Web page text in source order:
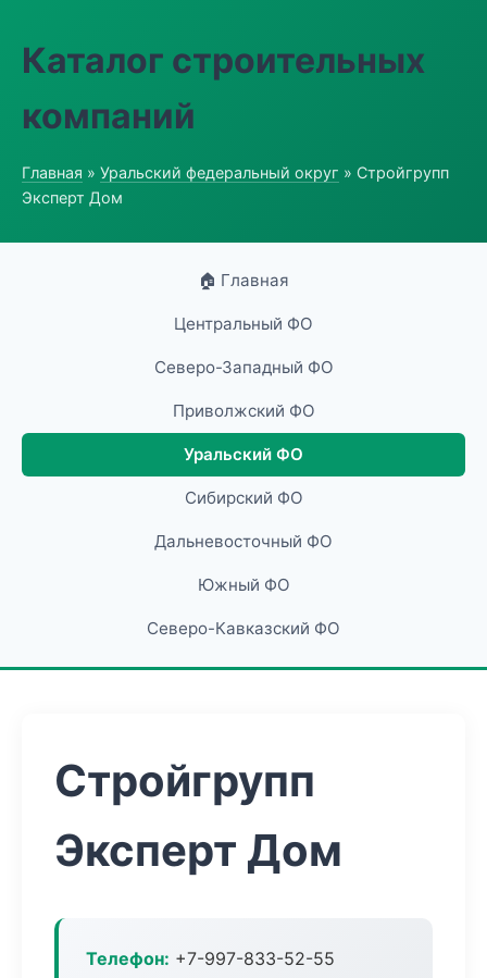
Каталог строительных
компаний
Главная » Уральский федеральный округ » Стройгрупп
Эксперт Дом
🏠 Главная
Центральный ФО
Северо-Западный ФО
Приволжский ФО
Уральский ФО
Сибирский ФО
Дальневосточный ФО
Южный ФО
Северо-Кавказский ФО
Стройгрупп
Эксперт Дом
Телефон: +7-997-833-52-55